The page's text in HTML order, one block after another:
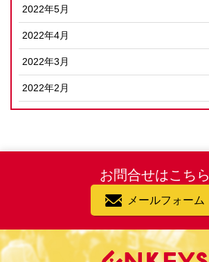
2022年5月
2022年4月
2022年3月
2022年2月
お問合せはこちら
メールフォーム